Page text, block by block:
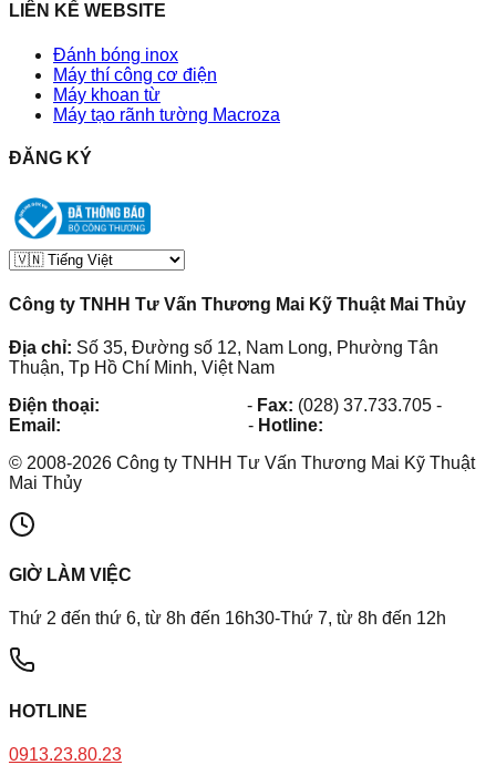
LIÊN KẾ WEBSITE
Đánh bóng inox
Máy thí công cơ điện
Máy khoan từ
Máy tạo rãnh tường Macroza
ĐĂNG KÝ
Công ty TNHH Tư Vấn Thương Mai Kỹ Thuật Mai Thủy
Địa chỉ: Số 35, Đường số 12, Nam Long, Phường Tân
Thuận, Tp Hồ Chí Minh, Việt Nam
Điện thoại:
- Fax: (028) 37.733.705 -
Email:
- Hotline:
© 2008-2026 Công ty TNHH Tư Vấn Thương Mai Kỹ Thuật
Mai Thủy
GIỜ LÀM VIỆC
Thứ 2 đến thứ 6, từ 8h đến 16h30-Thứ 7, từ 8h đến 12h
HOTLINE
0913.23.80.23